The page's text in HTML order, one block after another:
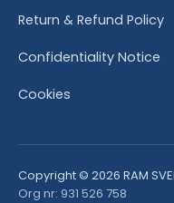
Return & Refund Policy
Confidentiality Notice
Cookies
Copyright © 2026 RAM
Org nr: 931 526 758